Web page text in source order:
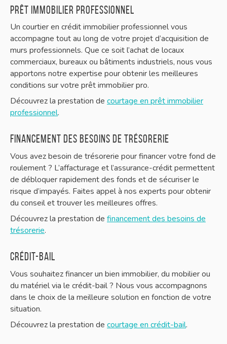
Prêt immobilier professionnel
Un courtier en crédit immobilier professionnel vous
accompagne tout au long de votre projet d’acquisition de
murs professionnels. Que ce soit l’achat de locaux
commerciaux, bureaux ou bâtiments industriels, nous vous
apportons notre expertise pour obtenir les meilleures
conditions sur votre prêt immobilier pro.
Découvrez la prestation de courtage en prêt immobilier
professionnel.
Financement des besoins de trésorerie
Vous avez besoin de trésorerie pour financer votre fond de
roulement ? L’affacturage et l’assurance-crédit permettent
de débloquer rapidement des fonds et de sécuriser le
risque d’impayés. Faites appel à nos experts pour obtenir
du conseil et trouver les meilleures offres.
Découvrez la prestation de financement des besoins de
trésorerie.
Crédit-bail
Vous souhaitez financer un bien immobilier, du mobilier ou
du matériel via le crédit-bail ? Nous vous accompagnons
dans le choix de la meilleure solution en fonction de votre
situation.
Découvrez la prestation de courtage en crédit-bail.